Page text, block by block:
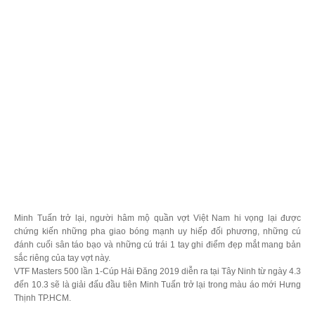
Minh Tuấn trở lại, người hâm mộ quần vợt Việt Nam hi vọng lại được
chứng kiến những pha giao bóng mạnh uy hiếp đối phương, những cú
đánh cuối sân táo bạo và những cú trái 1 tay ghi điểm đẹp mắt mang bản
sắc riêng của tay vợt này.
VTF Masters 500 lần 1-Cúp Hải Đăng 2019 diễn ra tại Tây Ninh từ ngày 4.3
đến 10.3 sẽ là giải đấu đầu tiên Minh Tuấn trở lại trong màu áo mới Hưng
Thịnh TP.HCM.